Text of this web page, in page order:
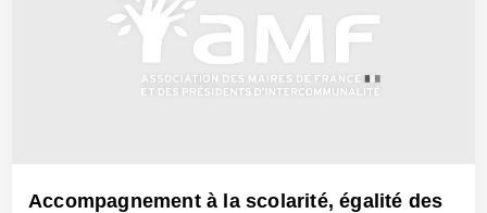
Accompagnement à la scolarité, égalité des